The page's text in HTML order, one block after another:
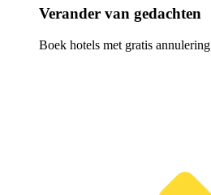
Verander van gedachten
Boek hotels met gratis annulering